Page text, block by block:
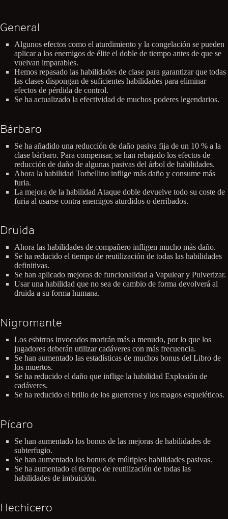
General
Algunos efectos como el aturdimiento y la congelación se pueden
aplicar a los enemigos de élite el doble de tiempo antes de que se
vuelvan imparables.
Hemos repasado las habilidades de clase para garantizar que todas
las clases dispongan de suficientes habilidades para eliminar
efectos de pérdida de control.
Se ha actualizado la efectividad de muchos poderes legendarios.
Bárbaro
Se ha añadido una reducción de daño pasiva fija de un 10 % a la
clase bárbaro. Para compensar, se han rebajado los efectos de
reducción de daño de algunas pasivas del árbol de habilidades.
Ahora la habilidad Torbellino inflige más daño y consume más
furia.
La mejora de la habilidad Ataque doble devuelve todo su coste de
furia al usarse contra enemigos aturdidos o derribados.
Druida
Ahora las habilidades de compañero infligen mucho más daño.
Se ha reducido el tiempo de reutilización de todas las habilidades
definitivas.
Se han aplicado mejoras de funcionalidad a Vapulear y Pulverizar.
Usar una habilidad que no sea de cambio de forma devolverá al
druida a su forma humana.
Nigromante
Los esbirros invocados morirán más a menudo, por lo que los
jugadores deberán utilizar cadáveres con más frecuencia.
Se han aumentado las estadísticas de muchos bonus del Libro de
los muertos.
Se ha reducido el daño que inflige la habilidad Explosión de
cadáveres.
Se ha reducido el brillo de los guerreros y los magos esqueléticos.
Pícaro
Se han aumentado los bonus de las mejoras de habilidades de
subterfugio.
Se han aumentado los bonus de múltiples habilidades pasivas.
Se ha aumentado el tiempo de reutilización de todas las
habilidades de imbuición.
Hechicero